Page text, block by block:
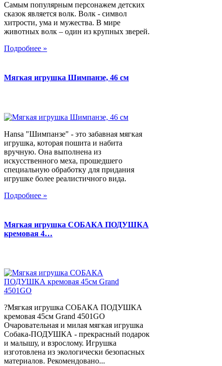
Самым популярным персонажем детских
сказок является волк. Волк - символ
хитрости, ума и мужества. В мире
животных волк – один из крупных зверей.
Подробнее »
Мягкая игрушка Шимпанзе, 46 см
Hansa "Шимпанзе" - это забавная мягкая
игрушка, которая пошита и набита
вручную. Она выполнена из
искусственного меха, прошедшего
специальную обработку для придания
игрушке более реалистичного вида.
Подробнее »
Мягкая игрушка СОБАКА ПОДУШКА
кремовая 4…
?Мягкая игрушка СОБАКА ПОДУШКА
кремовая 45см Grand 4501GO
Очаровательная и милая мягкая игрушка
Собака-ПОДУШКА - прекрасный подарок
и малышу, и взрослому. Игрушка
изготовлена из экологически безопасных
материалов. Рекомендовано...